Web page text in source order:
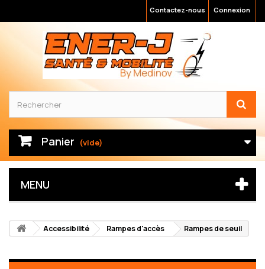
Connexion
Contactez-nous
Panier (vide)
MENU
Accessibilité Rampes d'accès Rampes de seuil